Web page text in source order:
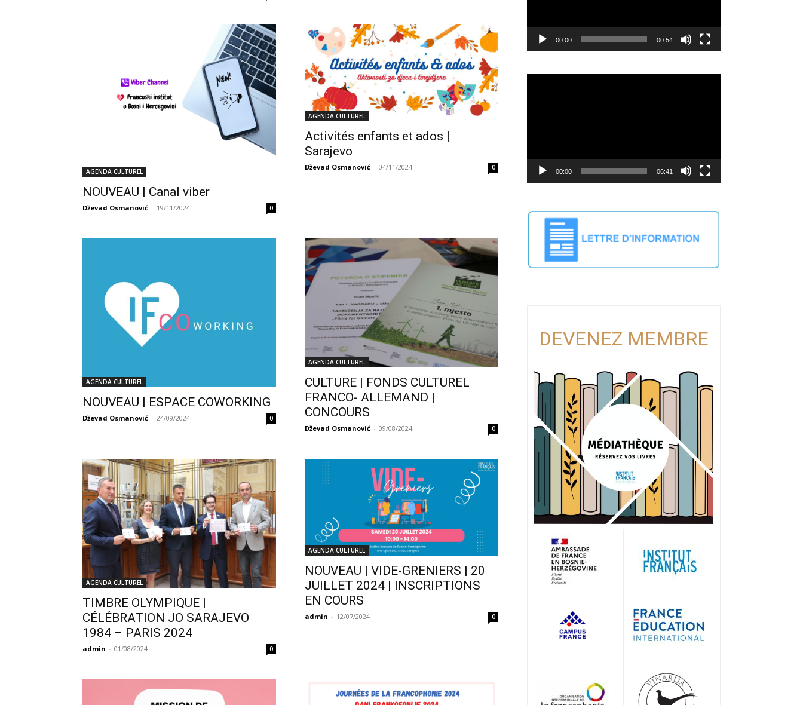
AGENDA CULTUREL
NOUVEAU | Canal viber
Dževad Osmanović - 19/11/2024 0
AGENDA CULTUREL
Activités enfants et ados |
Sarajevo
Dževad Osmanović - 04/11/2024 0
AGENDA CULTUREL
NOUVEAU | ESPACE COWORKING
Dževad Osmanović - 24/09/2024 0
AGENDA CULTUREL
CULTURE | FONDS CULTUREL
FRANCO- ALLEMAND |
CONCOURS
Dževad Osmanović - 09/08/2024 0
AGENDA CULTUREL
TIMBRE OLYMPIQUE |
CÉLÉBRATION JO SARAJEVO
1984 – PARIS 2024
admin - 01/08/2024 0
AGENDA CULTUREL
NOUVEAU | VIDE-GRENIERS | 20
JUILLET 2024 | INSCRIPTIONS
EN COURS
admin - 12/07/2024 0
00:00 00:54
00:00 06:41
DEVENEZ MEMBRE